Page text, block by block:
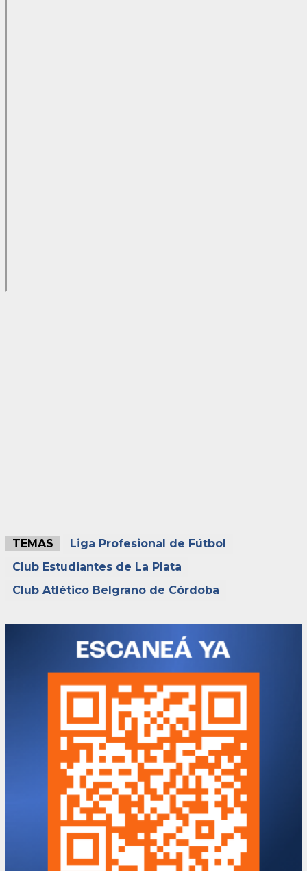
TEMAS
Liga Profesional de Fútbol
Club Estudiantes de La Plata
Club Atlético Belgrano de Córdoba